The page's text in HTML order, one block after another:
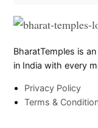
BharatTemples is
in India with every
Privacy Policy
Terms &